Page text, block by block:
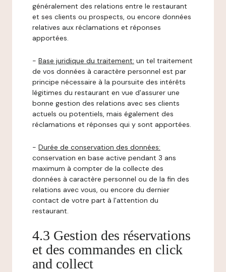
généralement des relations entre le restaurant
et ses clients ou prospects, ou encore données
relatives aux réclamations et réponses
apportées.
- Base juridique du traitement: un tel traitement
de vos données à caractère personnel est par
principe nécessaire à la poursuite des intérêts
légitimes du restaurant en vue d'assurer une
bonne gestion des relations avec ses clients
actuels ou potentiels, mais également des
réclamations et réponses qui y sont apportées.
- Durée de conservation des données:
conservation en base active pendant 3 ans
maximum à compter de la collecte des
données à caractère personnel ou de la fin des
relations avec vous, ou encore du dernier
contact de votre part à l'attention du
restaurant.
4.3 Gestion des réservations
et des commandes en click
and collect